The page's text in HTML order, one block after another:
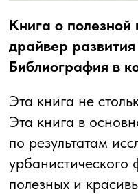
Книга о полезной
драйвер
Библиография в
Эта книга не
Эта книга в
по результатам
урбанистического
полезных и